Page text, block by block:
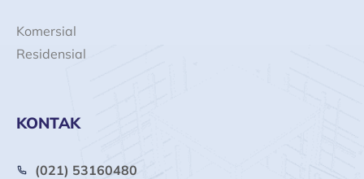
Komersial
Residensial
KONTAK
(021) 53160480